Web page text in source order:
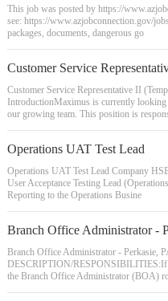
This job was posted by https://
see: https://www.azjobconnection.gov/
packages, documents, dangerous go
Customer Service
Customer Service Representative II
IntroductionMaximus is currently
our growing team. This position is
Operations UAT Test Lead
Operations UAT Test Lead Company
User Acceptance Testing Lead
Reporting to the Operations Busine
Branch Office Administrator -
Branch Office Administrator - Perkasie,
DESCRIPTION/
the Branch Office Administrator (BOA)